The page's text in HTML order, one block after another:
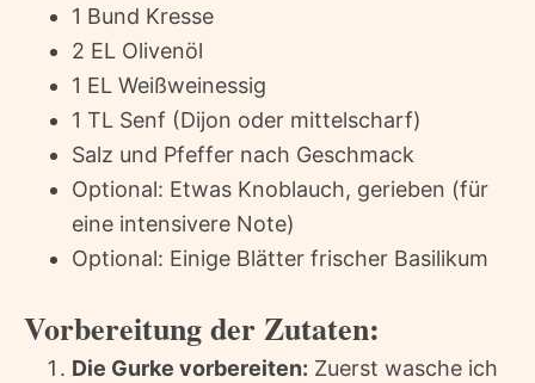
1 Bund Kresse
2 EL Olivenöl
1 EL Weißweinessig
1 TL Senf (Dijon oder mittelscharf)
Salz und Pfeffer nach Geschmack
Optional: Etwas Knoblauch, gerieben (für
eine intensivere Note)
Optional: Einige Blätter frischer Basilikum
Vorbereitung der Zutaten:
Die Gurke vorbereiten: Zuerst wasche ich